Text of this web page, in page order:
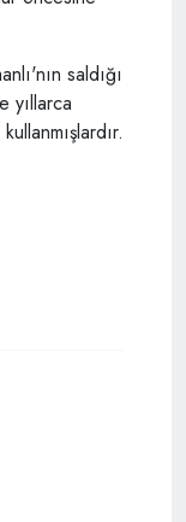
saldığı
yıllarca